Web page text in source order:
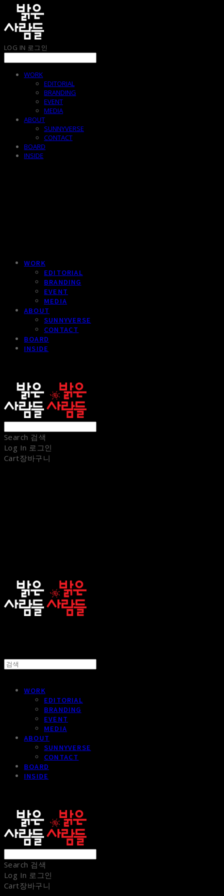
LOG IN 로그인
WORK
EDITORIAL
BRANDING
EVENT
MEDIA
ABOUT
SUNNYVERSE
CONTACT
BOARD
INSIDE
WORK
EDITORIAL
BRANDING
EVENT
MEDIA
ABOUT
SUNNYVERSE
CONTACT
BOARD
INSIDE
Search 검색
Log In 로그인
Cart장바구니
WORK
EDITORIAL
BRANDING
EVENT
MEDIA
ABOUT
SUNNYVERSE
CONTACT
BOARD
INSIDE
Search 검색
Log In 로그인
Cart장바구니